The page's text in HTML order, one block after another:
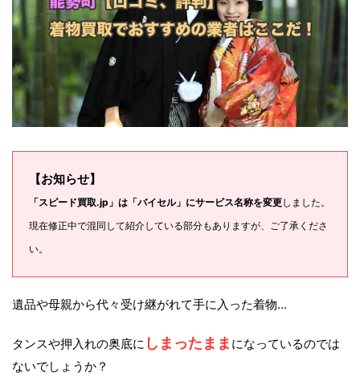
【お知らせ】
「スピード買取.jp」は「バイセル」にサービス名称を変更しました。
現在修正中で混同して紹介している部分もありますが、ご了承くださ
い。
遺品や母親から代々受け継がれて手に入った着物…
タンスや押入れの奥底に しまったまま になっているのでは
ないでしょうか？